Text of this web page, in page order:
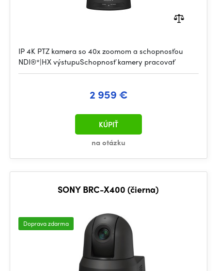
IP 4K PTZ kamera so 40x zoomom a schopnosťou
NDI®*|HX výstupuSchopnosť kamery pracovať
2 959 €
na otázku
KÚPIŤ
SONY BRC-X400 (čierna)
Doprava zdarma